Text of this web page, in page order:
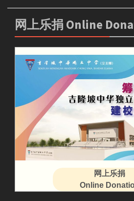
网上乐捐 Online
网上乐捐
Online